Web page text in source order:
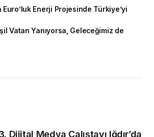
Euro’luk Enerji Projesinde Türkiye’yi
Vatan Yanıyorsa, Geleceğimiz de
Dijital Medya Çalıştayı Iğdır’da